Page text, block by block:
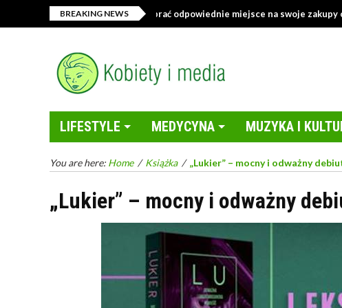
BREAKING NEWS
Sklep z tekstyliami – jak wybrać odpowiednie miejsce na swoje zakupy
LIFESTYLE MEDYCYNA MUZYKA I
You are here: Home / Książka / „Lukier” – mocny i odważny
„Lukier” – mocny i odważny